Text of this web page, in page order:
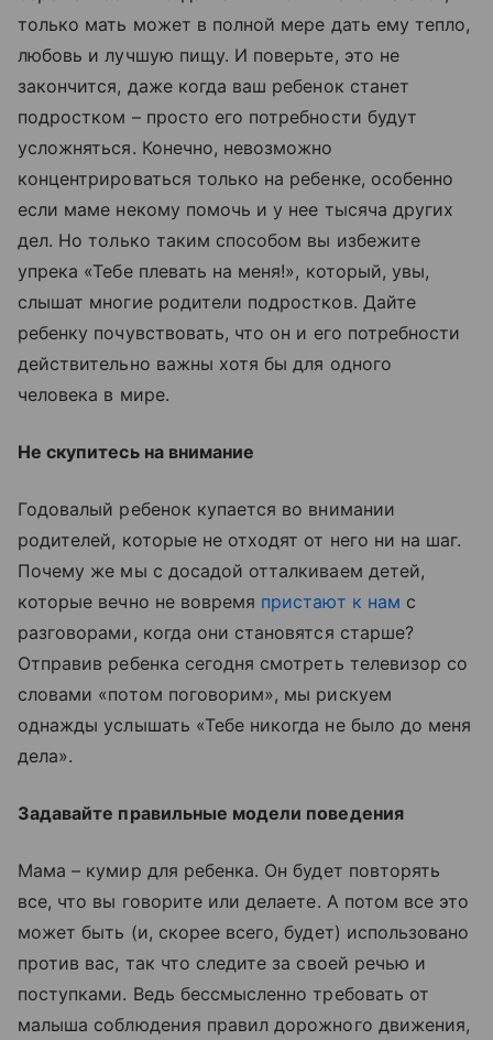
только мать может в полной мере дать ему тепло,
любовь и лучшую пищу. И поверьте, это не
закончится, даже когда ваш ребенок станет
подростком – просто его потребности будут
усложняться. Конечно, невозможно
концентрироваться только на ребенке, особенно
если маме некому помочь и у нее тысяча других
дел. Но только таким способом вы избежите
упрека «Тебе плевать на меня!», который, увы,
слышат многие родители подростков. Дайте
ребенку почувствовать, что он и его потребности
действительно важны хотя бы для одного
человека в мире.
Не скупитесь на внимание
Годовалый ребенок купается во внимании
родителей, которые не отходят от него ни на шаг.
Почему же мы с досадой отталкиваем детей,
которые вечно не вовремя пристают к нам с
разговорами, когда они становятся старше?
Отправив ребенка сегодня смотреть телевизор со
словами «потом поговорим», мы рискуем
однажды услышать «Тебе никогда не было до меня
дела».
Задавайте правильные модели поведения
Мама – кумир для ребенка. Он будет повторять
все, что вы говорите или делаете. А потом все это
может быть (и, скорее всего, будет) использовано
против вас, так что следите за своей речью и
поступками. Ведь бессмысленно требовать от
малыша соблюдения правил дорожного движения,